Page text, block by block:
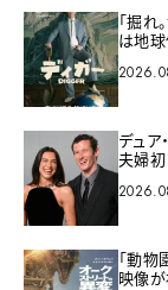
「掘れ
は地
デュア
夫婦初
「動物
映像